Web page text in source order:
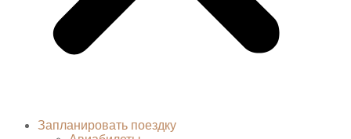
Запланировать поездку